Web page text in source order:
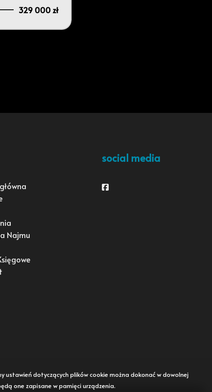
329 000 zł
Najmu
social media
Facebook
ustawień dotyczących plików cookie można dokonać w dowolnej
one zapisane w pamięci urządzenia.